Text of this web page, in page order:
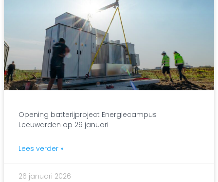
Opening batterijproject Energiecampus
Leeuwarden op 29 januari
Lees verder »
26 januari 2026